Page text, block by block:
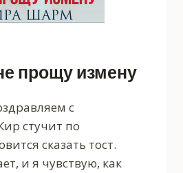
прощу измену
с
стучит по
сказать тост.
и я чувствую, как